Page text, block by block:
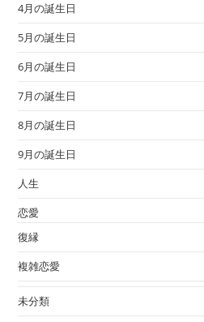
4月の誕生日
5月の誕生日
6月の誕生日
7月の誕生日
8月の誕生日
9月の誕生日
人生
恋愛
復縁
複雑恋愛
未分類